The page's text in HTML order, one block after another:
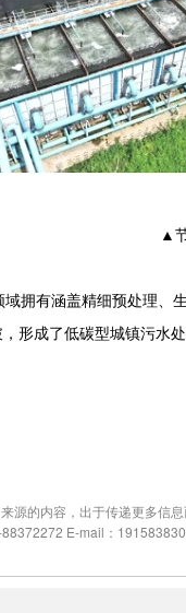
▲节
拥有涵盖精细预处理、
形成了低碳型城镇污水处
源的内容，出于传递更多信
E-mail：